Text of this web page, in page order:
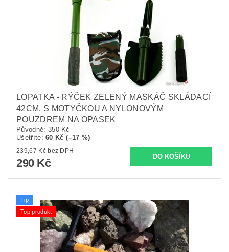
LOPATKA - RÝČEK ZELENÝ MASKÁČ SKLÁDACÍ
42CM, S MOTYČKOU A NYLONOVÝM
POUZDREM NA OPASEK
Původně: 350 Kč
Ušetříte:60 Kč (–17 %)
239,67 Kč bez DPH
290 Kč
Tip
Top produkt